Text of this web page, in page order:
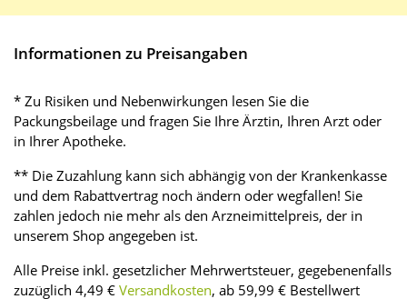
Informationen zu Preisangaben
* Zu Risiken und Nebenwirkungen lesen Sie die
Packungsbeilage und fragen Sie Ihre Ärztin, Ihren Arzt oder
in Ihrer Apotheke.
** Die Zuzahlung kann sich abhängig von der Krankenkasse
und dem Rabattvertrag noch ändern oder wegfallen! Sie
zahlen jedoch nie mehr als den Arzneimittelpreis, der in
unserem Shop angegeben ist.
Alle Preise inkl. gesetzlicher Mehrwertsteuer, gegebenenfalls
zuzüglich 4,49 € Versandkosten, ab 59,99 € Bestellwert